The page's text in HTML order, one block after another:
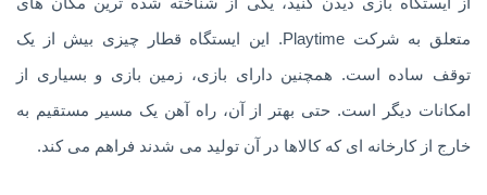
متعلق به شرکت Playtime. این ایستگاه قطار چیزی بیش از یک
توقف ساده است. همچنین دارای بازی، زمین بازی و بسیاری از
امکانات دیگر است. حتی بهتر از آن، راه آهن یک مسیر مستقیم به
خارج از کارخانه ای که کالاها در آن تولید می شدند فراهم می کند.